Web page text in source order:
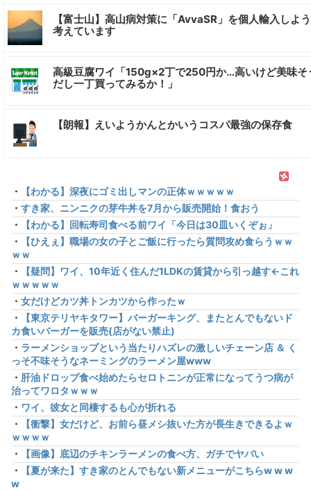
【富士山】高山病対策に「AvvaSR」を個人輸入しよ
考えています
高級豆腐ワイ「150g×2丁で250円か…高いけど美味そ
だし一丁買ってみるか！」
【朗報】えいようかんとかいうコスパ最強の保存食
・
【わかる】深夜にゴミ出しマンの正体ｗｗｗｗｗ
・ すき家、ニンニクの芽牛丼を7月から販売開始！食おう
・
【わかる】回転寿司食べる前ワイ「今日は30皿いくぞぉ」
・
【ひえぇ】職場の女の子とご飯に行ったら質問攻め食らうｗｗ
ｗｗ
・
【疑問】ワイ、10年近く住んだ1LDKの賃貸から引っ越す←これ
ｗｗｗｗｗ
・ 女だけどカツ丼トンカツから作ったｗ
・
【東京テリヤキタワー】バーガーキング、またとんでもないド
カ食いバーガーを販売(店がない禁止)
・ ラーメンショップという当たりハズレの激しいチェーン店 ＆ く
っそ不味そうなネーミングのラーメン屋www
・ 肝油ドロップ食べ始めたらセロトニンが正常になってうつ病が
治ってワロタｗｗｗ
・ ワイ、彼女と同棲するも心が折れる
・
【衝撃】女だけど、お前ら昼メシ抜いた方が長生きできるよｗ
ｗｗｗｗ
・
【画像】底辺のチキンラーメンの食べ方、ガチでヤバい
・
【夏が来た】すき家のとんでもない新メニューがこちらw w w
w